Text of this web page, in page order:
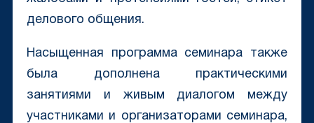
делового общения.
Насыщенная программа семинара также
была дополнена практическими
занятиями и живым диалогом между
участниками и организаторами семинара,